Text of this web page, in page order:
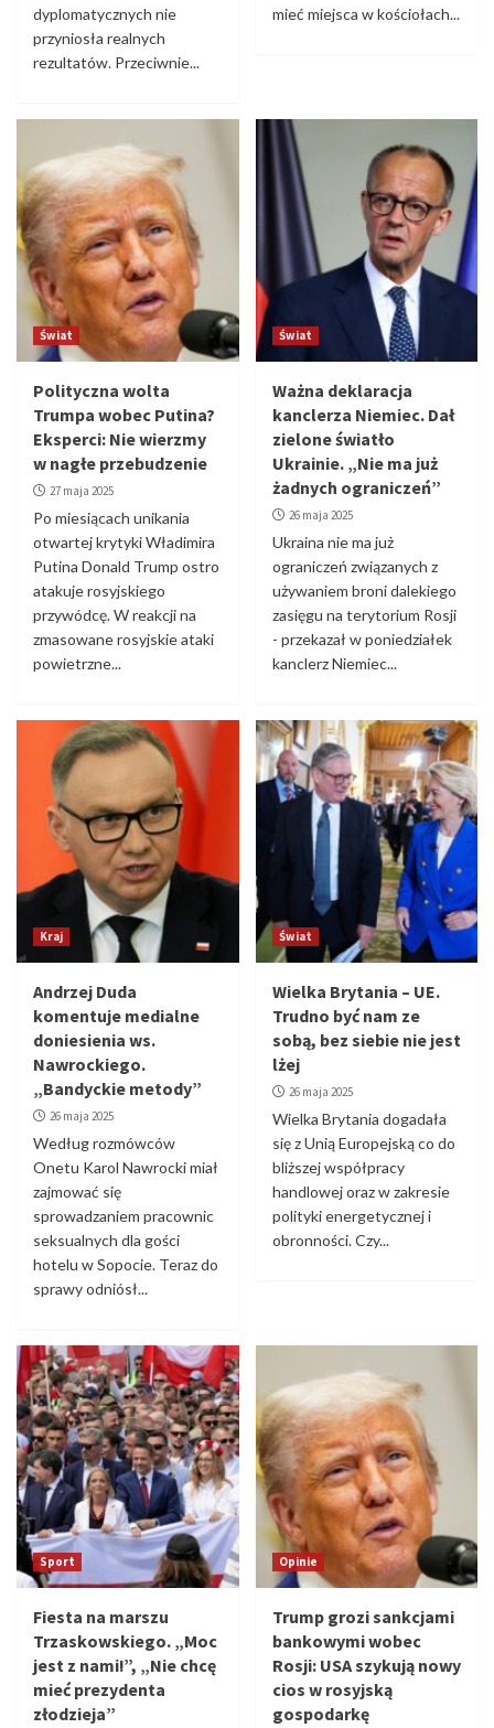
dyplomatycznych nie
przyniosła realnych
rezultatów. Przeciwnie...
mieć miejsca w kościołach...
Świat
Polityczna wolta
Trumpa wobec Putina?
Eksperci: Nie wierzmy
w nagłe przebudzenie
27 maja 2025
Po miesiącach unikania
otwartej krytyki Władimira
Putina Donald Trump ostro
atakuje rosyjskiego
przywódcę. W reakcji na
zmasowane rosyjskie ataki
powietrzne...
Świat
Ważna deklaracja
kanclerza Niemiec. Dał
zielone światło
Ukrainie. „Nie ma już
żadnych ograniczeń”
26 maja 2025
Ukraina nie ma już
ograniczeń związanych z
używaniem broni dalekiego
zasięgu na terytorium Rosji
- przekazał w poniedziałek
kanclerz Niemiec...
Kraj
Andrzej Duda
komentuje medialne
doniesienia ws.
Nawrockiego.
„Bandyckie metody”
26 maja 2025
Według rozmówców
Onetu Karol Nawrocki miał
zajmować się
sprowadzaniem pracownic
seksualnych dla gości
hotelu w Sopocie. Teraz do
sprawy odniósł...
Świat
Wielka Brytania – UE.
Trudno być nam ze
sobą, bez siebie nie jest
lżej
26 maja 2025
Wielka Brytania dogadała
się z Unią Europejską co do
bliższej współpracy
handlowej oraz w zakresie
polityki energetycznej i
obronności. Czy...
Sport
Fiesta na marszu
Trzaskowskiego. „Moc
jest z nami!”, „Nie chcę
mieć prezydenta
złodzieja”
Opinie
Trump grozi sankcjami
bankowymi wobec
Rosji: USA szykują nowy
cios w rosyjską
gospodarkę